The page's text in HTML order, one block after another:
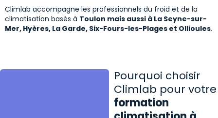
5 jours
Climlab accompagne les professionnels du froid et de la
climatisation basés à Toulon mais aussi à La Seyne-sur-
Mer, Hyères, La Garde, Six-Fours-les-Plages et Ollioules.
Pourquoi choisir
Climlab pour votre
formation